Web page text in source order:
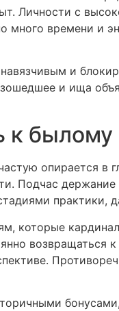
Личности с
много времени и
и
и ища
к былому
опирается в
Подчас
практики,
которые
возвращаться